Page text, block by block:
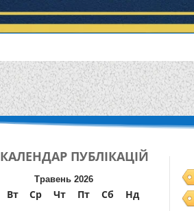
КАЛЕНДАР ПУБЛІКАЦІЙ
Травень 2026
Вт Ср Чт Пт Сб
Нд